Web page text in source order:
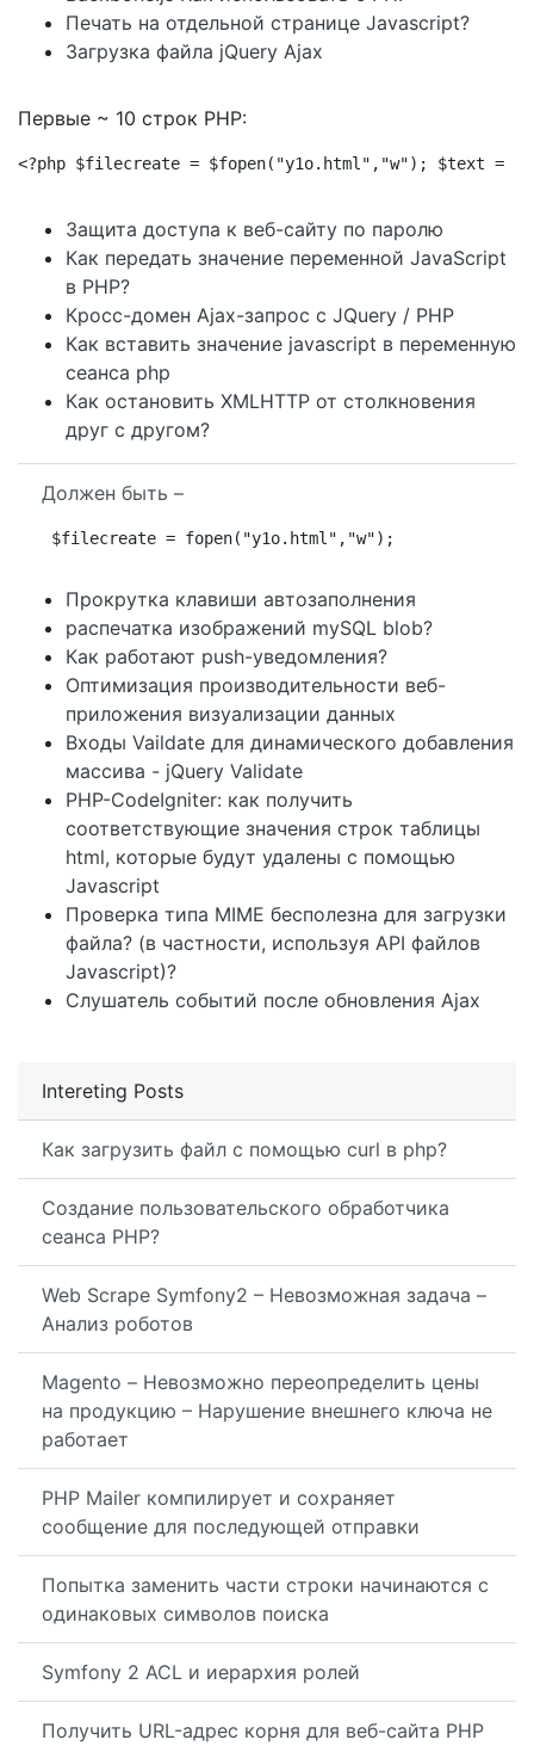
Intereting Posts
Как загрузить файл с помощью curl в php?
Создание пользовательского обработчика
сеанса PHP?
Web Scrape Symfony2 – Невозможная задача –
Анализ роботов
Magento – Невозможно переопределить цены
на продукцию – Нарушение внешнего ключа не
работает
PHP Mailer компилирует и сохраняет
сообщение для последующей отправки
Попытка заменить части строки начинаются с
одинаковых символов поиска
Symfony 2 ACL и иерархия ролей
Получить URL-адрес корня для веб-сайта PHP
Печать на отдельной странице Javascript?
Загрузка файла jQuery Ajax
Первые ~ 10 строк PHP:
<?php $filecreate = $fopen("y1o.html","w"); $text =
Защита доступа к веб-сайту по паролю
Как передать значение переменной JavaScript
в PHP?
Кросс-домен Ajax-запрос с JQuery / PHP
Как вставить значение javascript в переменную
сеанса php
Как остановить XMLHTTP от столкновения
друг с другом?
Должен быть –
$filecreate = fopen("y1o.html","w");
Прокрутка клавиши автозаполнения
распечатка изображений mySQL blob?
Как работают push-уведомления?
Оптимизация производительности веб-
приложения визуализации данных
Входы Vaildate для динамического добавления
массива - jQuery Validate
PHP-CodeIgniter: как получить
соответствующие значения строк таблицы
html, которые будут удалены с помощью
Javascript
Проверка типа MIME бесполезна для загрузки
файла? (в частности, используя API файлов
Javascript)?
Слушатель событий после обновления Ajax